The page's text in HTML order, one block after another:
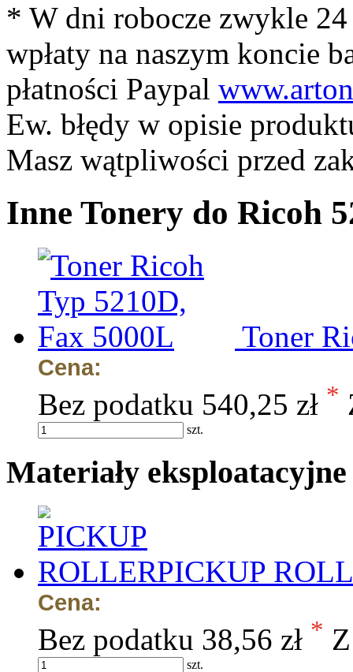
* W dni robocze zwykle
wpłaty na naszym koncie
płatności Paypal
Ew. błędy w opisie
Masz wątpliwości przed
Inne Tonery do Ricoh
Toner
Cena:
Bez podatku 540,25 zł *
szt.
Materiały
PICKUP
Cena:
Bez podatku 38,56 zł *
szt.